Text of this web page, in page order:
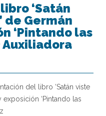
‘Satán
de Germán
‘Pintando las
Auxiliadora
del libro ‘Satán viste
exposición ‘Pintando las